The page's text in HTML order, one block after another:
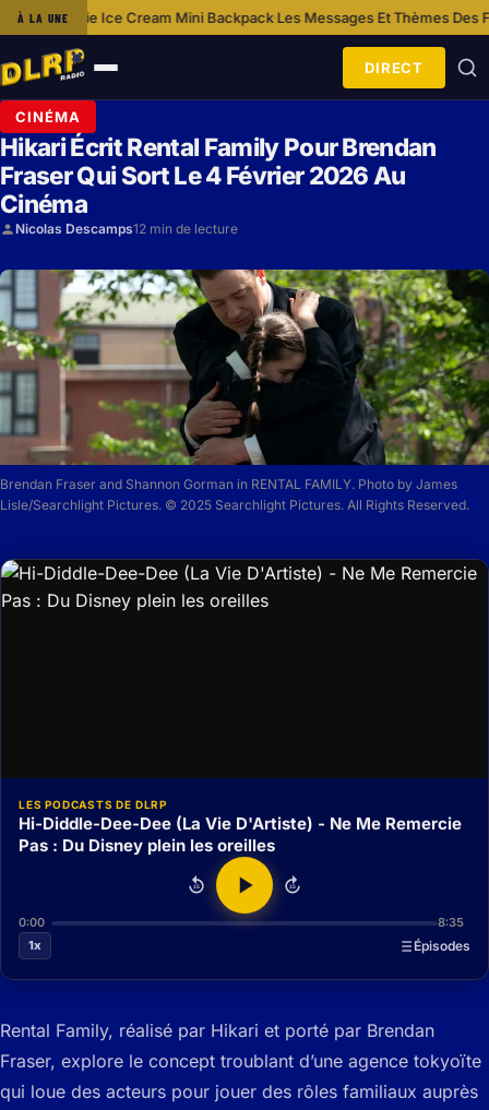
À LA UNEMini Backpack·Les Messages Et Thèmes Des Films Disney·Quel
Ouvrir
le
menu
DIRECT
CINÉMA
Hikari Écrit Rental Family Pour Brendan
Fraser Qui Sort Le 4 Février 2026 Au
Cinéma
Nicolas Descamps12 min de lecture
Brendan Fraser and Shannon Gorman in RENTAL FAMILY. Photo by James
Lisle/Searchlight Pictures. © 2025 Searchlight Pictures. All Rights Reserved.
LES PODCASTS DE DLRP
Hi-Diddle-Dee-Dee (La Vie D'Artiste) - Ne Me Remercie
Pas : Du Disney plein les oreilles
15 15
0:00
8:35
1x
Épisodes
Rental Family, réalisé par Hikari et porté par Brendan
Fraser, explore le concept troublant d’une agence tokyoïte
qui loue des acteurs pour jouer des rôles familiaux auprès